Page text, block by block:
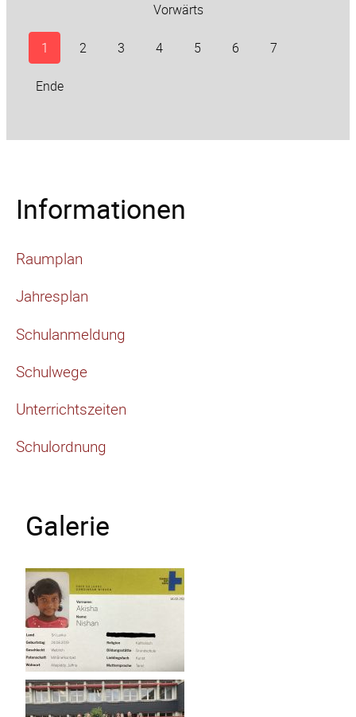
Vorwärts
1 2 3 4 5 6 7
Ende
Informationen
Raumplan
Jahresplan
Schulanmeldung
Schulwege
Unterrichtszeiten
Schulordnung
Galerie